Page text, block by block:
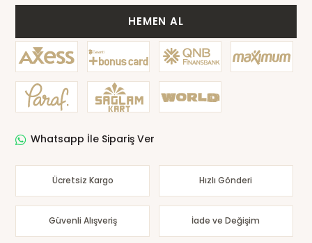
HEMEN AL
Whatsapp İle Sipariş Ver
Ücretsiz Kargo Hızlı Gönderi
Güvenli Alışveriş İade ve Değişim